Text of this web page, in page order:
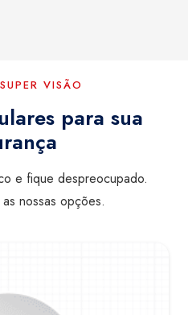
VISÃO
para sua
e fique despreocupado.
nossas opções.